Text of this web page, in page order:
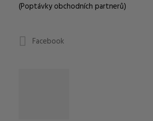
(Poptávky obchodních partnerů)
Facebook